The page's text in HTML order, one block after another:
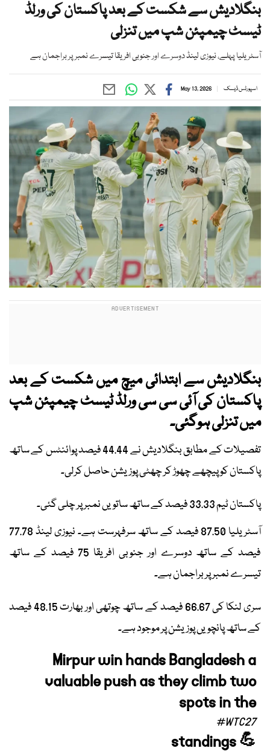
بنگلادیش سے شکست کے بعد پاکستان کی ورلڈ
ٹیسٹ چیمپئن شپ میں تنزلی
آسٹریلیا پہلے، نیوزی لینڈ دوسرے اور جنوبی افریقا تیسرے نمبر پر براجمان ہے
اسپورٹس ڈیسک May 13, 2026
بنگلادیش سے ابتدائی میچ میں شکست کے بعد
پاکستان کی آئی سی سی ورلڈ ٹیسٹ چیمپئن شپ
میں تنزلی ہوگئی۔
تفصیلات کے مطابق بنگلادیش نے 44.44 فیصد پوائنٹس کے ساتھ
پاکستان کو پیچھے چھوڑ کر چھٹی پوزیشن حاصل کرلی۔
پاکستان ٹیم 33.33 فیصد کے ساتھ ساتویں نمبر پر چلی گئی۔
آسٹریلیا 87.50 فیصد کے ساتھ سرفہرست ہے۔ نیوزی لینڈ 77.78
فیصد کے ساتھ دوسرے اور جنوبی افریقا 75 فیصد کے ساتھ
تیسرے نمبر پر براجمان ہے۔
سری لنکا کی 66.67 فیصد کے ساتھ چوتھی اور بھارت 48.15 فیصد
کے ساتھ پانچویں پوزیشن پر موجود ہے۔
Mirpur win hands Bangladesh a
valuable push as they climb two
spots in the
#WTC27
standings 💪